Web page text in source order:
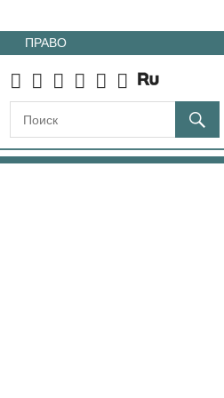
ПРАВО